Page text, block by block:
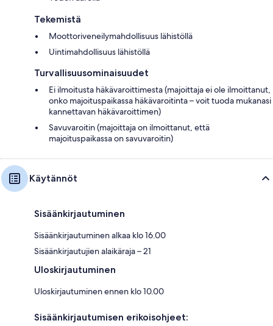
Tekemistä
Moottoriveneilymahdollisuus lähistöllä
Uintimahdollisuus lähistöllä
Turvallisuusominaisuudet
Ei ilmoitusta häkävaroittimesta (majoittaja ei ole ilmoittanut,
onko majoituspaikassa häkävaroitinta – voit tuoda mukanasi
kannettavan häkävaroittimen)
Savuvaroitin (majoittaja on ilmoittanut, että
majoituspaikassa on savuvaroitin)
Käytännöt
Sisäänkirjautuminen
Sisäänkirjautuminen alkaa klo 16.00
Sisäänkirjautujien alaikäraja – 21
Uloskirjautuminen
Uloskirjautuminen ennen klo 10.00
Sisäänkirjautumisen erikoisohjeet: